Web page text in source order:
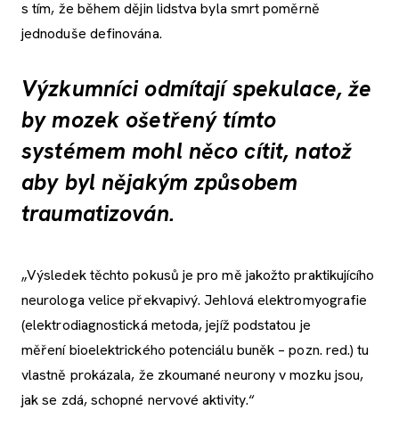
s tím, že během dějin lidstva byla smrt poměrně
jednoduše definována.
Výzkumníci odmítají spekulace, že
by mozek ošetřený tímto
systémem mohl něco cítit, natož
aby byl nějakým způsobem
traumatizován.
„Výsledek těchto pokusů je pro mě jakožto praktikujícího
neurologa velice překvapivý. Jehlová elektromyografie
(elektrodiagnostická metoda, jejíž podstatou je
měření bioelektrického potenciálu buněk – pozn. red.) tu
vlastně prokázala, že zkoumané neurony v mozku jsou,
jak se zdá, schopné nervové aktivity.“